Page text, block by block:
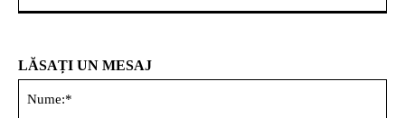
LĂSAȚI UN MESAJ